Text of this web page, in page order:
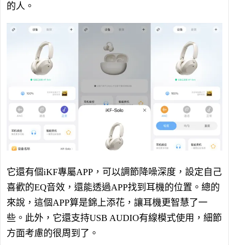
的人。
它還有個iKF專屬APP，可以調節降噪深度，設定自己
喜歡的EQ音效，還能透過APP找到耳機的位置。總的
來說，這個APP算是錦上添花，讓耳機更智慧了一
些。此外，它還支持USB AUDIO有線模式使用，細節
方面考慮的很周到了。